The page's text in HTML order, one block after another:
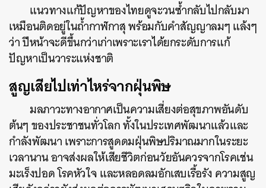
แนวทางแก้ปัญหาของไทยดูจะวนซ้ำกลับไปกลับมา
เหมือนติดอยู่ในถ้ำกาฬกาสุ พร้อมกับคำสัญญาลมๆ แล้งๆ
ว่า ปีหน้าจะดีขึ้นกว่าเก่าเพราะเราได้ยกระดับการแก้
ปัญหาเป็นวาระแห่งชาติ
สูญเสียไปเท่าไหร่จากฝุ่นพิษ
มลภาวะทางอากาศเป็นความเสี่ยงต่อสุขภาพอันดับ
ต้นๆ ของประชาชนทั่วโลก ทั้งในประเทศพัฒนาแล้วและ
กำลังพัฒนา เพราะการสูดดมฝุ่นพิษปริมาณมากในระยะ
เวลานาน อาจส่งผลให้เสียชีวิตก่อนวัยอันควรจากโรคเช่น
มะเร็งปอด โรคหัวใจ และหลอดลมอักเสบเรื้อรัง ความสูญ